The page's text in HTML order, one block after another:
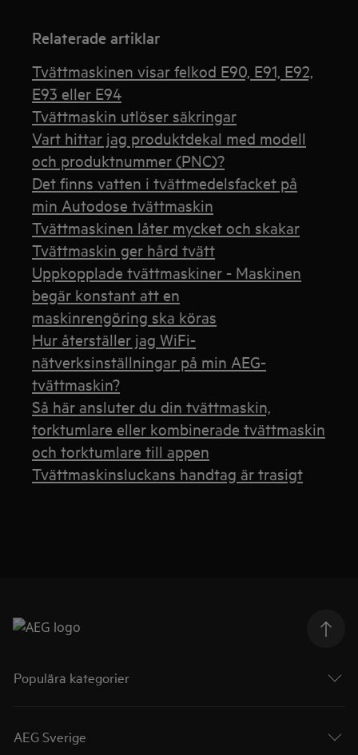
Relaterade artiklar
Tvättmaskinen visar felkod E90, E91, E92,
E93 eller E94
Tvättmaskin utlöser säkringar
Vart hittar jag produktdekal med modell
och produktnummer (PNC)?
Det finns vatten i tvättmedelsfacket på
min Autodose tvättmaskin
Tvättmaskinen låter mycket och skakar
Tvättmaskin ger hård tvätt
Uppkopplade tvättmaskiner - Maskinen
begär konstant att en
maskinrengöring ska köras
Hur återställer jag WiFi-
nätverksinställningar på min AEG-
tvättmaskin?
Så här ansluter du din tvättmaskin,
torktumlare eller kombinerade tvättmaskin
och torktumlare till appen
Tvättmaskinsluckans handtag är trasigt
Populära kategorier
AEG Sverige